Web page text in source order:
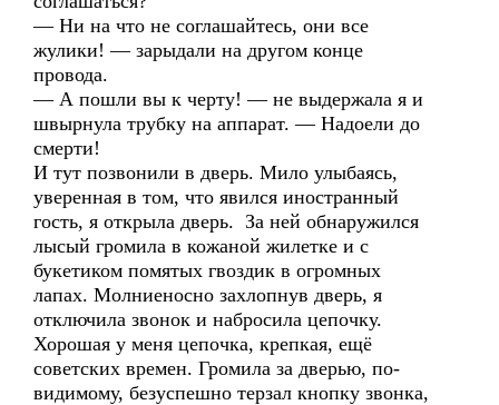
— Ни на что не соглашайтесь, они все
жулики! — зарыдали на другом конце
провода.
— А пошли вы к черту! — не выдержала я и
швырнула трубку на аппарат. — Надоели до
смерти!
И тут позвонили в дверь. Мило улыбаясь,
уверенная в том, что явился иностранный
гость, я открыла дверь. За ней обнаружился
лысый громила в кожаной жилетке и с
букетиком помятых гвоздик в огромных
лапах. Молниеносно захлопнув дверь, я
отключила звонок и набросила цепочку.
Хорошая у меня цепочка, крепкая, ещё
советских времен. Громила за дверью, по-
видимому, безуспешно терзал кнопку звонка,